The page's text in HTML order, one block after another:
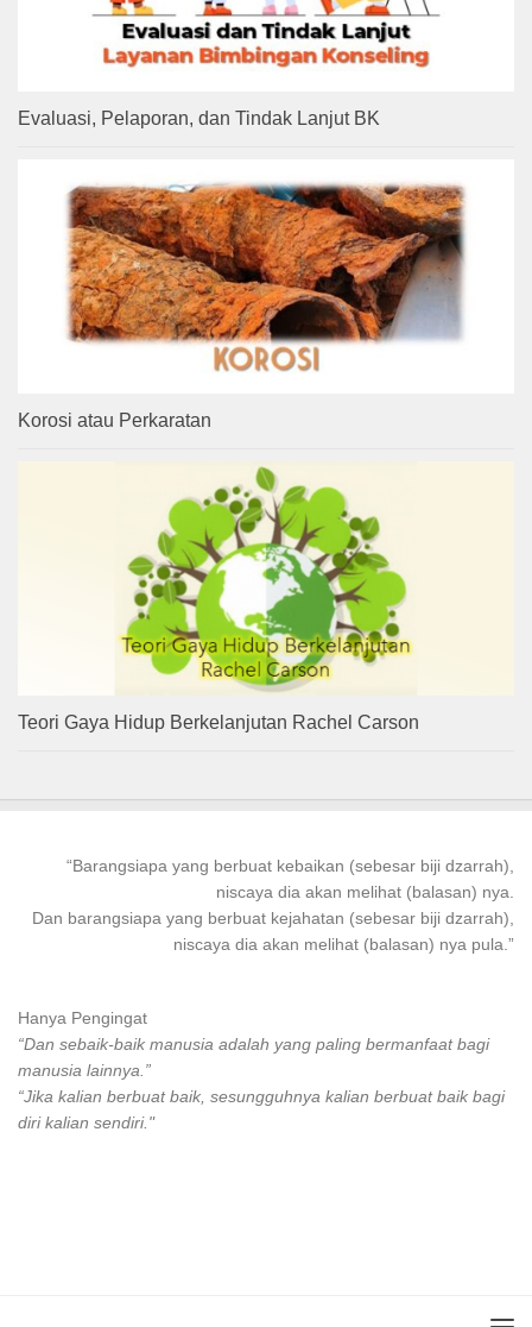
Evaluasi, Pelaporan, dan Tindak Lanjut BK
Korosi atau Perkaratan
Teori Gaya Hidup Berkelanjutan Rachel Carson
“Barangsiapa yang berbuat kebaikan (sebesar biji dzarrah),
niscaya dia akan melihat (balasan) nya.
Dan barangsiapa yang berbuat kejahatan (sebesar biji dzarrah),
niscaya dia akan melihat (balasan) nya pula.”
Hanya Pengingat
“Dan sebaik-baik manusia adalah yang paling bermanfaat bagi
manusia lainnya.”
“Jika kalian berbuat baik, sesungguhnya kalian berbuat baik bagi
diri kalian sendiri."